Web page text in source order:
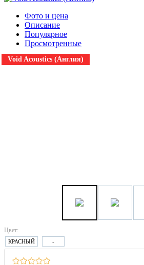
Фото и цена
Описание
Популярное
Просмотренные
Void Acoustics (Англия)
Цвет:
КРАСНЫЙ -